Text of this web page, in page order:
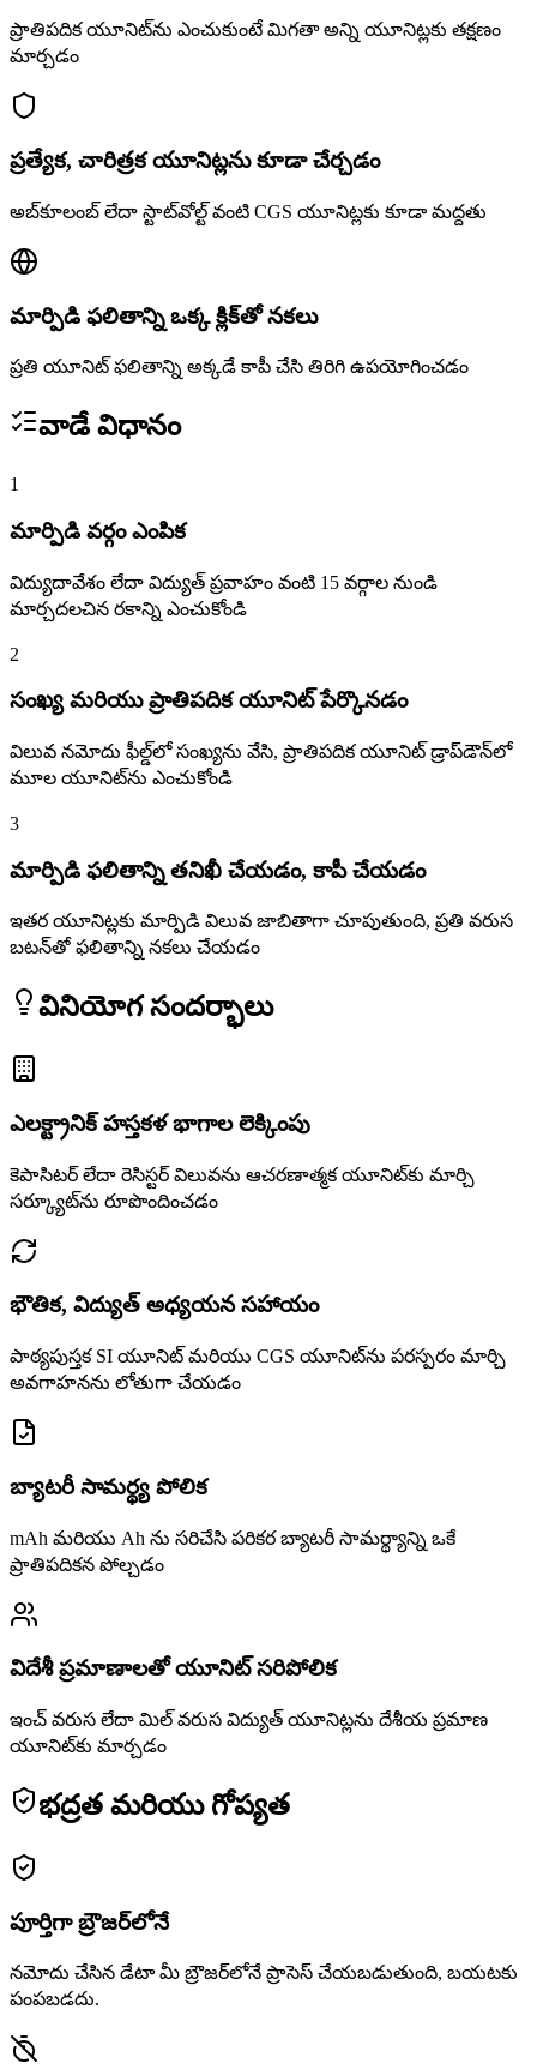
ప్రాతిపదిక యూనిట్‌ను ఎంచుకుంటే మిగతా అన్ని యూనిట్లకు తక్షణం
మార్చడం
ప్రత్యేక, చారిత్రక యూనిట్లను కూడా చేర్చడం
అబ్‌కూలంబ్ లేదా స్టాట్‌వోల్ట్ వంటి CGS యూనిట్లకు కూడా మద్దతు
మార్పిడి ఫలితాన్ని ఒక్క క్లిక్‌తో నకలు
ప్రతి యూనిట్ ఫలితాన్ని అక్కడే కాపీ చేసి తిరిగి ఉపయోగించడం
వాడే విధానం
1
మార్పిడి వర్గం ఎంపిక
విద్యుదావేశం లేదా విద్యుత్ ప్రవాహం వంటి 15 వర్గాల నుండి
మార్చదలచిన రకాన్ని ఎంచుకోండి
2
సంఖ్య మరియు ప్రాతిపదిక యూనిట్ పేర్కొనడం
విలువ నమోదు ఫీల్డ్‌లో సంఖ్యను వేసి, ప్రాతిపదిక యూనిట్ డ్రాప్‌డౌన్‌లో
మూల యూనిట్‌ను ఎంచుకోండి
3
మార్పిడి ఫలితాన్ని తనిఖీ చేయడం, కాపీ చేయడం
ఇతర యూనిట్లకు మార్పిడి విలువ జాబితాగా చూపుతుంది, ప్రతి వరుస
బటన్‌తో ఫలితాన్ని నకలు చేయడం
వినియోగ సందర్భాలు
ఎలక్ట్రానిక్ హస్తకళ భాగాల లెక్కింపు
కెపాసిటర్ లేదా రెసిస్టర్ విలువను ఆచరణాత్మక యూనిట్‌కు మార్చి
సర్క్యూట్‌ను రూపొందించడం
భౌతిక, విద్యుత్ అధ్యయన సహాయం
పాఠ్యపుస్తక SI యూనిట్ మరియు CGS యూనిట్‌ను పరస్పరం మార్చి
అవగాహనను లోతుగా చేయడం
బ్యాటరీ సామర్థ్య పోలిక
mAh మరియు Ah ను సరిచేసి పరికర బ్యాటరీ సామర్థ్యాన్ని ఒకే
ప్రాతిపదికన పోల్చడం
విదేశీ ప్రమాణాలతో యూనిట్ సరిపోలిక
ఇంచ్ వరుస లేదా మిల్ వరుస విద్యుత్ యూనిట్లను దేశీయ ప్రమాణ
యూనిట్‌కు మార్చడం
భద్రత మరియు గోప్యత
పూర్తిగా బ్రౌజర్‌లోనే
నమోదు చేసిన డేటా మీ బ్రౌజర్‌లోనే ప్రాసెస్ చేయబడుతుంది, బయటకు
పంపబడదు.